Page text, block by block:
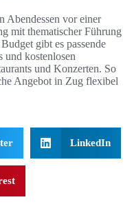
vor einer
mit thematischer Führung
gibt es passende
und kostenlosen
und Konzerten. So
Angebot in Zug flexibel
LinkedIn